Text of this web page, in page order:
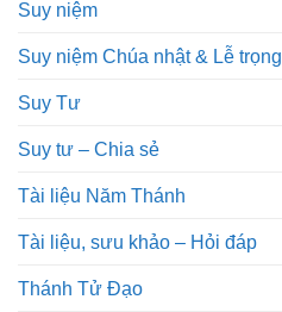
Suy niệm
Suy niệm Chúa nhật & Lễ trọng
Suy Tư
Suy tư – Chia sẻ
Tài liệu Năm Thánh
Tài liệu, sưu khảo – Hỏi đáp
Thánh Tử Đạo